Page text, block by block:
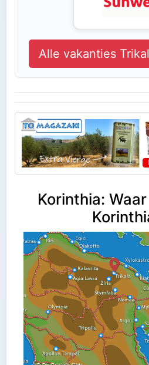
Alle vakanties
Korinthia: